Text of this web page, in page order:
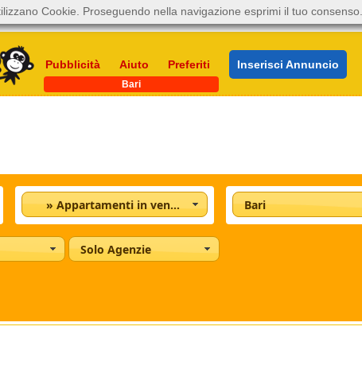
Pubblicità Aiuto Preferiti Inserisci Annuncio
Bari
» Appartamenti in vendita Bari
Solo Agenzie
Cookie. Proseguendo nella navigazione esprimi il tuo consenso.